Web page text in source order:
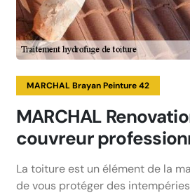
MARCHAL Brayan Peinture 42
MARCHAL
couvreur
La toiture est un élément de la
de vous protéger des